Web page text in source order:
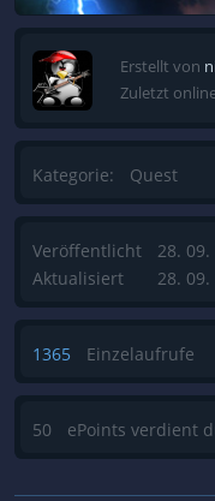
Erstellt von
Zuletzt
Kategorie: Quest
Veröffentlicht
Aktualisiert
28.
28.
1365 Einzelaufrufe
50 ePoints verdient